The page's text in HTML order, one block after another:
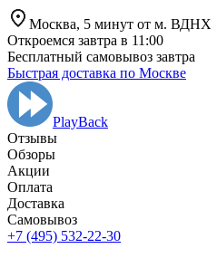
Москва, 5 минут от м. ВДНХ
Откроемся завтра в 11:00
Бесплатный самовывоз завтра
Быстрая доставка по Москве
PlayBack
Отзывы
Обзоры
Aкции
Оплата
Доставка
Самовывоз
+7 (495) 532-22-30